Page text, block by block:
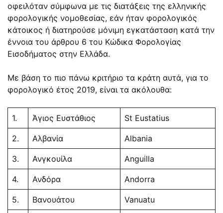
οφειλόταν σύμφωνα με τις διατάξεις της ελληνικής
φορολογικής νομοθεσίας, εάν ήταν φορολογικός
κάτοικος ή διατηρούσε μόνιμη εγκατάσταση κατά την
έννοια του άρθρου 6 του Κώδικα Φορολογίας
Εισοδήματος στην Ελλάδα.
Με βάση το πιο πάνω κριτήριο τα κράτη αυτά, για το
φορολογικό έτος 2019, είναι τα ακόλουθα:
1. Άγιος Ευστάθιος St Eustatius
2. Αλβανία Albania
3. Ανγκουίλα Anguilla
4. Ανδόρα Andorra
5. Βανουάτου Vanuatu